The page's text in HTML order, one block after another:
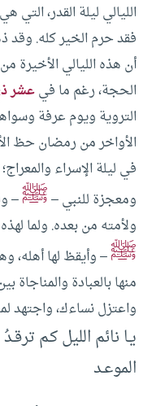
الليالي ليلة القدر،
فقد حرم الخير كله. وقد
أن هذه الليالي
الحجة، رغم ما فيعشر
التروية ويوم عرفة
الأواخر من رمضان حظ
في ليلة الإسراء
ومعجزة للنبي –ﷺ–
ولأمته من بعده. ولما
ﷺ– وأيقظ لها أهله،
منها بالعبادة والمناجاة
واعتزل نساءك، واجتهد
يـا نائم الليل كـم
الموعـد